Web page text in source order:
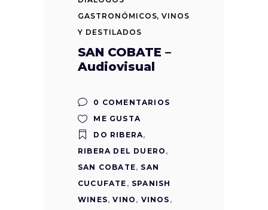
GASTRONÓMICOS,VINOS
Y DESTILADOS
SAN COBATE –
Audiovisual
0 COMENTARIOS
ME GUSTA
DO RIBERA,
RIBERA DEL DUERO ,
SAN COBATE, SAN
CUCUFATE , SPANISH
WINES,VINO , VINOS ,